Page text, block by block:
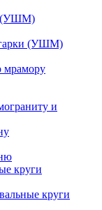
(УШМ)
(УШМ)
мрамору
и
круги
круги